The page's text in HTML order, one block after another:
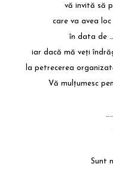
vă invită să
care va avea loc
în data de
iar dacă mă veţi
la petrecerea
Vă mulţumesc
Sunt